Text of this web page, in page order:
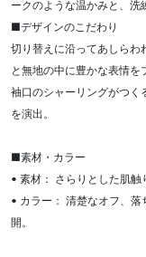
ークのような温かみと、洗
■デザインのこだわり
切り替えに沿ってあしらわ
と無地の中に豊かな表情を
袖口のシャーリングがつく
を演出。
■素材・カラー
• 素材： さらりとした肌触
• カラー： 清楚なオフ、
開。